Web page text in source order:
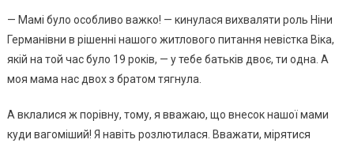
— Мамі було особливо важко! — кинулася вихваляти роль Ніни
Германівни в рішенні нашого житлового питання невістка Віка,
якій на той час було 19 років, — у тебе батьків двоє, ти одна. А
моя мама нас двох з братом тягнула.
А вклалися ж порівну, тому, я вважаю, що внесок нашої мами
куди вагоміший! Я навіть розлютилася. Вважати, мірятися